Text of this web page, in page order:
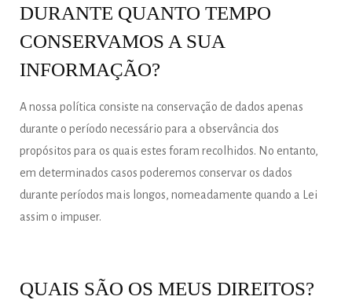
DURANTE QUANTO TEMPO
CONSERVAMOS A SUA
INFORMAÇÃO?
A nossa política consiste na conservação de dados apenas
durante o período necessário para a observância dos
propósitos para os quais estes foram recolhidos. No entanto,
em determinados casos poderemos conservar os dados
durante períodos mais longos, nomeadamente quando a Lei
assim o impuser.
QUAIS SÃO OS MEUS DIREITOS?